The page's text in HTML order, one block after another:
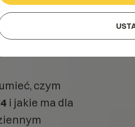
IPv4
czym
i jakie ma dla